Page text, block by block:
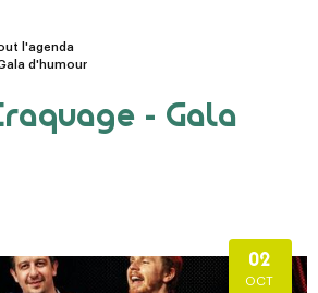
l'agenda
d'humour
- Gala
02
OCT